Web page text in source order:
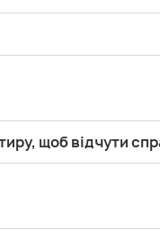
щоб відчути